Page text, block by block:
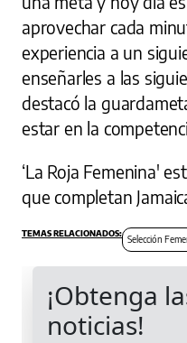
aprovechar cada
experiencia a un
enseñarles a las
destacó la
estar en la
‘La Roja Femenina'
que completan
Selección